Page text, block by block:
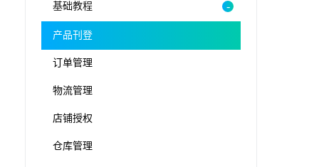
基础教程
产品刊登
订单管理
物流管理
店铺授权
仓库管理